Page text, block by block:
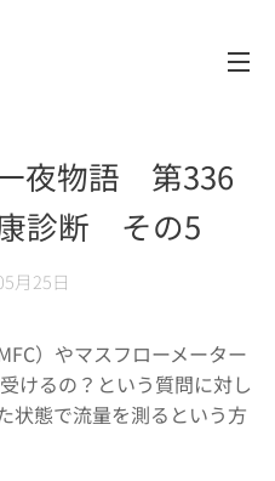
夜物語 第336
診断 その5
月25日
）やマスフローメーター
けるの？という質問に対し
状態で流量を測るという方